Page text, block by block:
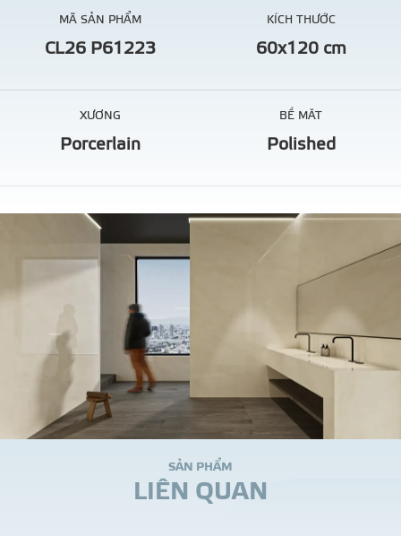
MÃ SẢN PHẨM
CL26 P61223
KÍCH THƯỚC
60x120 cm
XƯƠNG
Porcerlain
BỀ MĂT
Polished
SẢN PHẨM
LIÊN QUAN